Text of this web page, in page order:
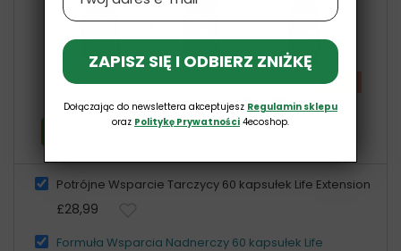
+ +
£70,97
-10 %
Cena całkowita: £63,87
Dodaj wszystkie trzy do Koszyka
Potrójne Wsparcie Tarczycy 60 kapsułek Life Extension
£28,99
Formuła Wsparcia Nadnerczy 60 kapsułek Life
ZAPISZ SIĘ I ODBIERZ ZNIŻKĘ
Dołączając do newslettera akceptujesz Regulamin sklepu
oraz Politykę Prywatności 4ecoshop.